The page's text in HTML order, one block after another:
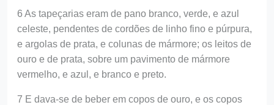
6 As tapeçarias eram de pano branco, verde, e azul
celeste, pendentes de cordões de linho fino e púrpura,
e argolas de prata, e colunas de mármore; os leitos de
ouro e de prata, sobre um pavimento de mármore
vermelho, e azul, e branco e preto.
7 E dava-se de beber em copos de ouro, e os copos